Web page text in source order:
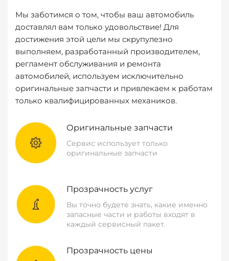
Мы заботимся о том, чтобы ваш автомобиль
доставлял вам только удовольствие! Для
достижения этой цели мы скрупулезно
выполняем, разработанный производителем,
регламент обслуживания и ремонта
автомобилей, используем исключительно
оригинальные запчасти и привлекаем к работам
только квалифицированных механиков.
Оригинальные запчасти
Сервис использует только
оригинальные запчасти
Прозрачность услуг
Вы точно будете знать, какие именно
запасные части и работы входят в
каждый сервисный пакет.
Прозрачность цены